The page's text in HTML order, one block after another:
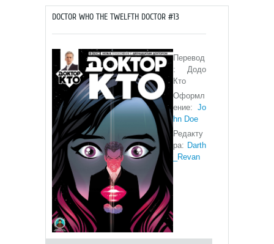
DOCTOR WHO THE TWELFTH DOCTOR #13
Перевод
: Додо
Кто
Оформл
ение: Jo
hn Doe
Редакту
ра: Darth
_Revan